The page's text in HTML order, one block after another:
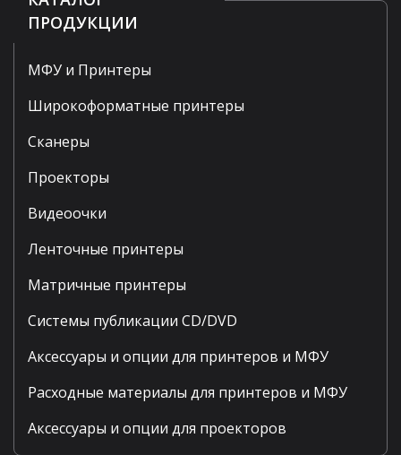
ПРОДУКЦИИ
МФУ и Принтеры
Широкоформатные принтеры
Сканеры
Проекторы
Видеоочки
Ленточные принтеры
Матричные принтеры
Системы публикации CD/DVD
Аксессуары и опции для принтеров и МФУ
Расходные материалы для принтеров и МФУ
Аксессуары и опции для проекторов